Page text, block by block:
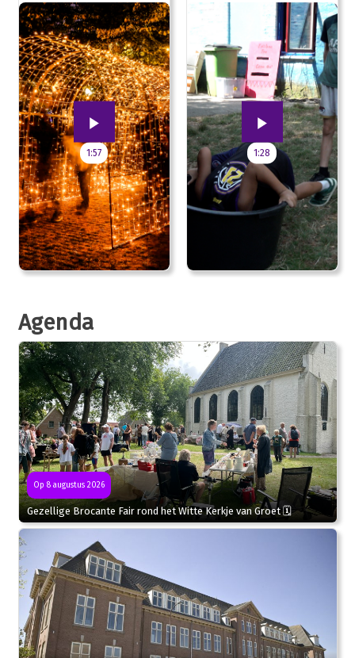
jubileum!
1:57 1:28
Agenda
Op 8 augustus 2026
Gezellige Brocante Fair rond het Witte Kerkje van Groet 🗓